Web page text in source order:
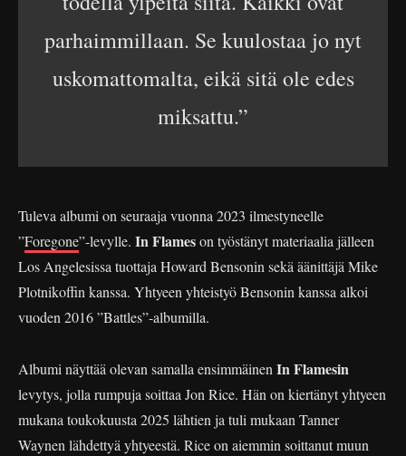
parhaimmillaan. Se kuulostaa jo nyt
uskomattomalta, eikä sitä ole edes
miksattu.”
Tuleva albumi on seuraaja vuonna 2023 ilmestyneelle
”Foregone”-levylle. In Flameson työstänyt materiaalia jälleen
Los Angelesissa tuottaja Howard Bensonin sekä äänittäjä Mike
Plotnikoffin kanssa. Yhtyeen yhteistyö Bensonin kanssa alkoi
vuoden 2016 ”Battles”-albumilla.
Albumi näyttää olevan samalla ensimmäinenIn Flamesin
levytys, jolla rumpuja soittaa Jon Rice. Hän on kiertänyt yhtyeen
mukana toukokuusta 2025 lähtien ja tuli mukaan Tanner
Waynen lähdettyä yhtyeestä. Rice on aiemmin soittanut muun